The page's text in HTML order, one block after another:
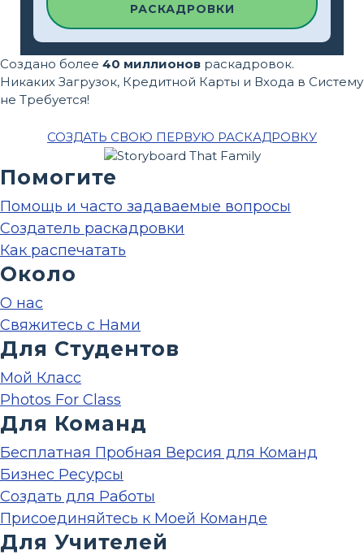
РАСКАДРОВКИ
Создано более 40 миллионов раскадровок.
Никаких Загрузок, Кредитной Карты и Входа в Систему
не Требуется!
СОЗДАТЬ СВОЮ ПЕРВУЮ РАСКАДРОВКУ
Помогите
Помощь и часто задаваемые вопросы
Создатель раскадровки
Как распечатать
Около
О нас
Свяжитесь с Нами
Для Студентов
Мой Класс
Photos For Class
Для Команд
Бесплатная Пробная Версия для Команд
Бизнес Ресурсы
Создать для Работы
Присоединяйтесь к Моей Команде
Для Учителей